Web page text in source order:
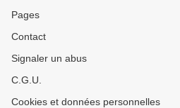
Pages
Contact
Signaler un abus
C.G.U.
Cookies et données personnelles